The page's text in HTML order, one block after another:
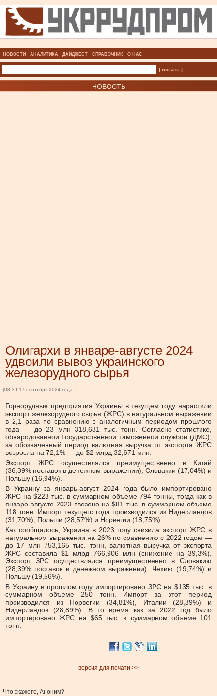
НОВОСТИ АНАЛИТИКА ДАЙДЖЕСТ СПРАВОЧНИК О НАС
| искать |
НОВОСТЬ
Олигархи в январе-августе 2024
удвоили вывоз украинского
железорудного сырья
[08:30 17 сентября 2024 года ]
Горнорудные предприятия Украины в текущем году нарастили
экспорт железорудного сырья (ЖРС) в натуральном выражении
в 2,1 раза по сравнению с аналогичным периодом прошлого
года — до 23 млн 318,681 тыс. тонн. Согласно статистике,
обнародованной Государственной таможенной службой (ДМС),
за обозначенный период валютная выручка от экспорта ЖРС
возросла на 72,1% — до $2 млрд 32,671 млн.
Экспорт ЖРС осуществлялся преимущественно в Китай
(36,39% поставок в денежном выражении), Словакии (17,04%) и
Польшу (16,94%).
В Украину за январь-август 2024 года было импортировано
ЖРС на $223 тыс. в суммарном объеме 794 тонны, тогда как в
январе-августе-2023 ввезено на $81 тыс. в суммарном объеме
118 тонн. Импорт текущего года производился из Нидерландов
(31,70%), Польши (28,57%) и Норвегии (18,75%).
Как сообщалось, Украина в 2023 году снизила экспорт ЖРС в
натуральном выражении на 26% по сравнению с 2022 годом —
до 17 млн ​​753,165 тыс. тонн, валютная выручка от экспорта
ЖРС составила $1 млрд 766,906 млн (снижение на 39,3%).
Экспорт ЗРС осуществлялся преимущественно в Словакию
(28,39% поставок в денежном выражении), Чехию (19,74%) и
Польшу (19,56%).
В Украину в прошлом году импортировано ЗРС на $135 тыс. в
суммарном объеме 250 тонн. Импорт за этот период
производился из Норвегии (34,81%), Италии (28,89%) и
Нидерландов (28,89%). В то время как за 2022 год было
импортировано ЖРС на $65 тыс. в суммарном объеме 101
тонн.
версия для печати >>
Что скажете, Аноним?